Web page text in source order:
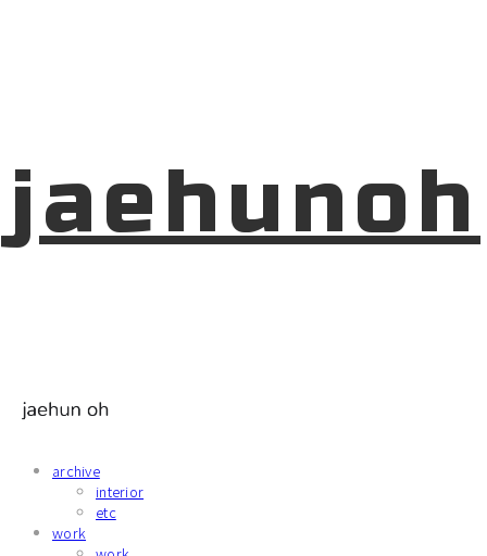
jaehunoh
archive
interior
etc
work